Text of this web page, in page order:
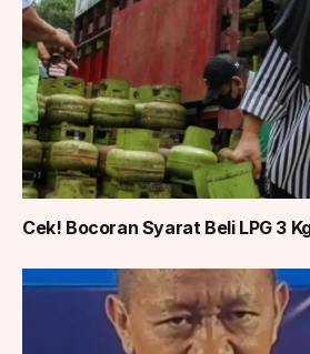
Cek! Bocoran Syarat Beli LPG 3